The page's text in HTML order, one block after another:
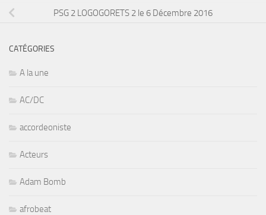
PSG 2 LOGOGORETS 2 le 6 Décembre 2016
CATÉGORIES
A la une
AC/DC
accordeoniste
Acteurs
Adam Bomb
afrobeat